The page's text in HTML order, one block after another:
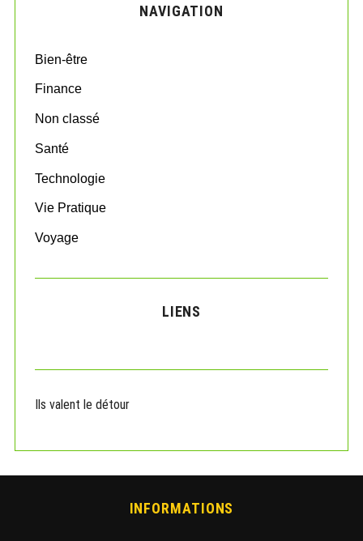
o
:
NAVIGATION
Bien-être
Finance
Non classé
Santé
Technologie
Vie Pratique
Voyage
LIENS
Ils valent le détour
INFORMATIONS